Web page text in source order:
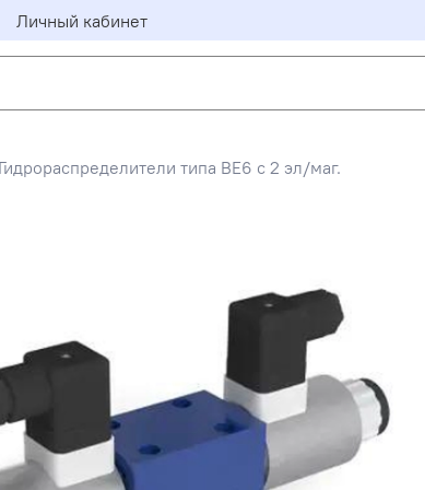
Личный кабинет
Гидрораспределители типа ВЕ6 с 2 эл/маг.